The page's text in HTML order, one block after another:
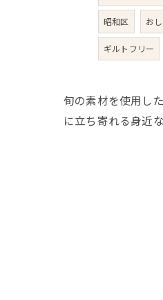
昭和区 お
ギルトフリー
旬の素材を使用し
に立ち寄れる身近